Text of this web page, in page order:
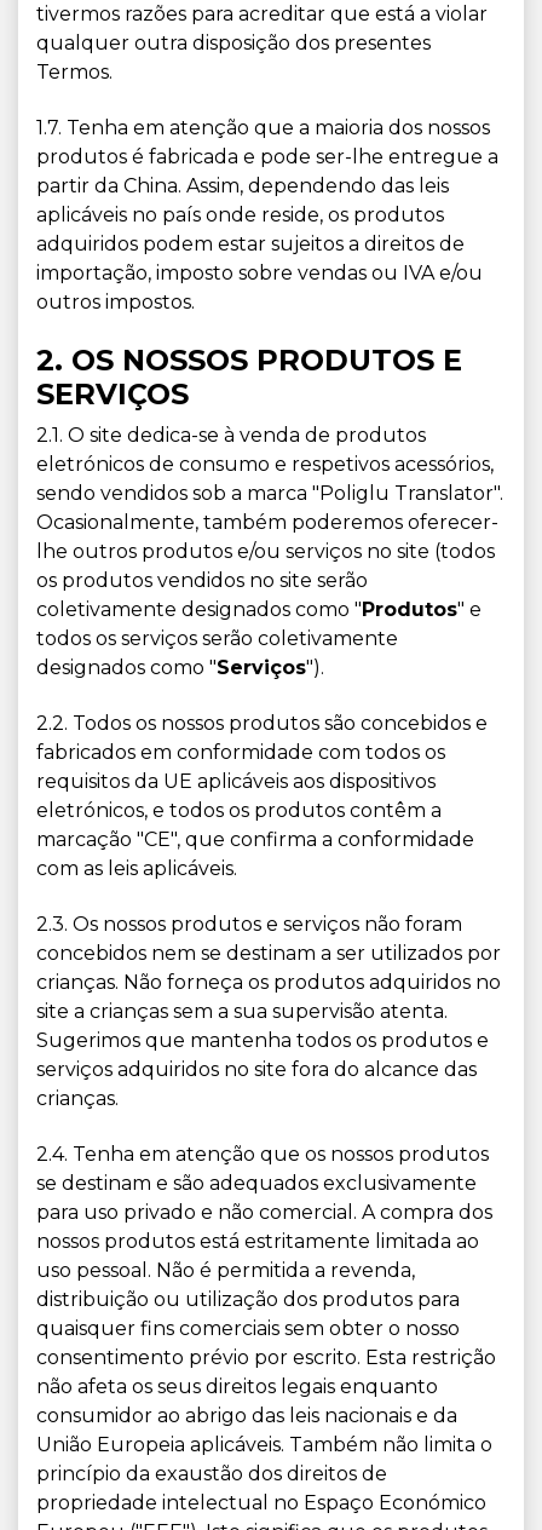
tivermos razões para acreditar que está a violar
qualquer outra disposição dos presentes
Termos.
1.7. Tenha em atenção que a maioria dos nossos
produtos é fabricada e pode ser-lhe entregue a
partir da China. Assim, dependendo das leis
aplicáveis no país onde reside, os produtos
adquiridos podem estar sujeitos a direitos de
importação, imposto sobre vendas ou IVA e/ou
outros impostos.
2. OS NOSSOS PRODUTOS E
SERVIÇOS
2.1. O site dedica-se à venda de produtos
eletrónicos de consumo e respetivos acessórios,
sendo vendidos sob a marca "Poliglu Translator".
Ocasionalmente, também poderemos oferecer-
lhe outros produtos e/ou serviços no site (todos
os produtos vendidos no site serão
coletivamente designados como "Produtos" e
todos os serviços serão coletivamente
designados como "Serviços").
2.2. Todos os nossos produtos são concebidos e
fabricados em conformidade com todos os
requisitos da UE aplicáveis aos dispositivos
eletrónicos, e todos os produtos contêm a
marcação "CE", que confirma a conformidade
com as leis aplicáveis.
2.3. Os nossos produtos e serviços não foram
concebidos nem se destinam a ser utilizados por
crianças. Não forneça os produtos adquiridos no
site a crianças sem a sua supervisão atenta.
Sugerimos que mantenha todos os produtos e
serviços adquiridos no site fora do alcance das
crianças.
2.4. Tenha em atenção que os nossos produtos
se destinam e são adequados exclusivamente
para uso privado e não comercial. A compra dos
nossos produtos está estritamente limitada ao
uso pessoal. Não é permitida a revenda,
distribuição ou utilização dos produtos para
quaisquer fins comerciais sem obter o nosso
consentimento prévio por escrito. Esta restrição
não afeta os seus direitos legais enquanto
consumidor ao abrigo das leis nacionais e da
União Europeia aplicáveis. Também não limita o
princípio da exaustão dos direitos de
propriedade intelectual no Espaço Económico